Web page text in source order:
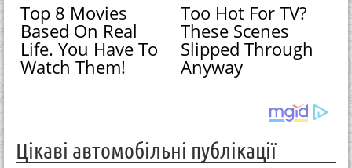
Top 8 Movies
Based On Real
Life. You Have To
Watch Them!
Too Hot For TV?
These Scenes
Slipped Through
Anyway
Цікаві автомобільні публікації